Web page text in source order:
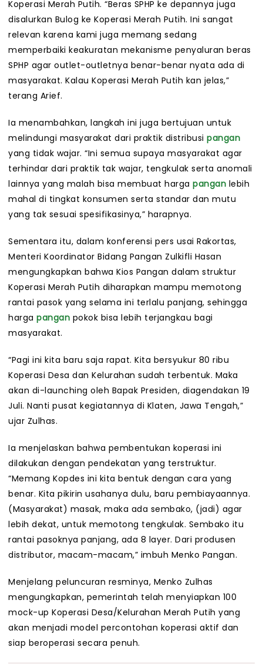
Koperasi Merah Putih. “Beras SPHP ke depannya juga
disalurkan Bulog ke Koperasi Merah Putih. Ini sangat
relevan karena kami juga memang sedang
memperbaiki keakuratan mekanisme penyaluran beras
SPHP agar outlet-outletnya benar-benar nyata ada di
masyarakat. Kalau Koperasi Merah Putih kan jelas,”
terang Arief.
Ia menambahkan, langkah ini juga bertujuan untuk
melindungi masyarakat dari praktik distribusi pangan
yang tidak wajar. “Ini semua supaya masyarakat agar
terhindar dari praktik tak wajar, tengkulak serta anomali
lainnya yang malah bisa membuat harga pangan lebih
mahal di tingkat konsumen serta standar dan mutu
yang tak sesuai spesifikasinya,” harapnya.
Sementara itu, dalam konferensi pers usai Rakortas,
Menteri Koordinator Bidang Pangan Zulkifli Hasan
mengungkapkan bahwa Kios Pangan dalam struktur
Koperasi Merah Putih diharapkan mampu memotong
rantai pasok yang selama ini terlalu panjang, sehingga
harga pangan pokok bisa lebih terjangkau bagi
masyarakat.
“Pagi ini kita baru saja rapat. Kita bersyukur 80 ribu
Koperasi Desa dan Kelurahan sudah terbentuk. Maka
akan di-launching oleh Bapak Presiden, diagendakan 19
Juli. Nanti pusat kegiatannya di Klaten, Jawa Tengah,”
ujar Zulhas.
Ia menjelaskan bahwa pembentukan koperasi ini
dilakukan dengan pendekatan yang terstruktur.
“Memang Kopdes ini kita bentuk dengan cara yang
benar. Kita pikirin usahanya dulu, baru pembiayaannya.
(Masyarakat) masak, maka ada sembako, (jadi) agar
lebih dekat, untuk memotong tengkulak. Sembako itu
rantai pasoknya panjang, ada 8 layer. Dari produsen
distributor, macam-macam,” imbuh Menko Pangan.
Menjelang peluncuran resminya, Menko Zulhas
mengungkapkan, pemerintah telah menyiapkan 100
mock-up Koperasi Desa/Kelurahan Merah Putih yang
akan menjadi model percontohan koperasi aktif dan
siap beroperasi secara penuh.